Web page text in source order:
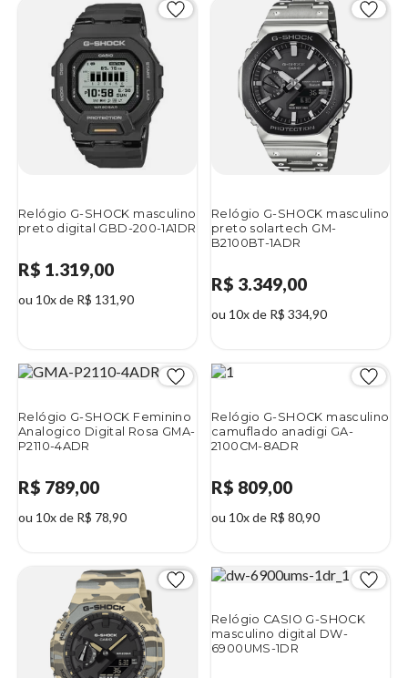
Relógio G-SHOCK masculino
preto digital GBD-200-1A1DR
R$ 1.319,00
ou 10x de R$ 131,90
Relógio G-SHOCK masculino
preto solartech GM-
B2100BT-1ADR
R$ 3.349,00
ou 10x de R$ 334,90
Relógio G-SHOCK Feminino
Analogico Digital Rosa GMA-
P2110-4ADR
R$ 789,00
ou 10x de R$ 78,90
Relógio G-SHOCK masculino
camuflado anadigi GA-
2100CM-8ADR
R$ 809,00
ou 10x de R$ 80,90
Relógio CASIO G-SHOCK
masculino digital DW-
6900UMS-1DR